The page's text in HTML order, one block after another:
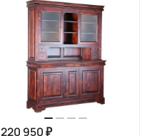
220 950 ₽